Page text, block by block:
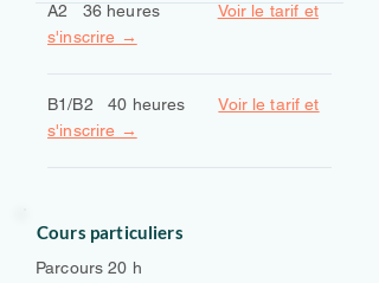
A2 36 heures Voir le tarif et
s'inscrire →
B1/B2 40 heuresVoir le tarif et
s'inscrire →
Cours particuliers
Parcours 20 h